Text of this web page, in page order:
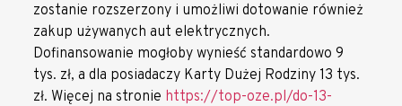
zostanie rozszerzony i umożliwi dotowanie również
zakup używanych aut elektrycznych.
Dofinansowanie mogłoby wynieść standardowo 9
tys. zł, a dla posiadaczy Karty Dużej Rodziny 13 tys.
zł. Więcej na stronie https://top-oze.pl/do-13-